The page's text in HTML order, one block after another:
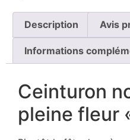
Description Avis
Informations
Ceinturon
pleine fleur